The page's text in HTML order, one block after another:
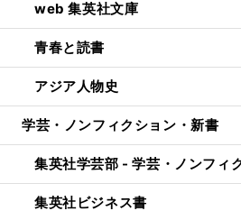
web 集英社文庫
青春と読書
アジア人物史
学芸・ノンフィクション・新書
集英社学芸部 - 学芸・ノンフィ
集英社ビジネス書